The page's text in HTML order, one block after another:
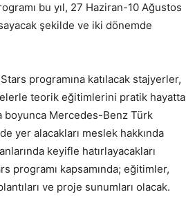
bu yıl, 27 Haziran-10 Ağustos
şekilde ve iki dönemde
programına katılacak stajyerler,
teorik eğitimlerini pratik hayatta
boyunca Mercedes-Benz Türk
yer alacakları meslek hakkında
keyifle hatırlayacakları
programı kapsamında; eğitimler,
ve proje sunumları olacak.